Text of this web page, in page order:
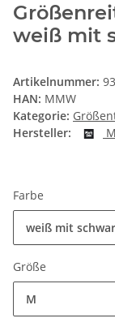
weiß mit
Artikelnummer:
HAN: MMW
Kategorie:
Hersteller:
Farbe
weiß mit
Größe
M